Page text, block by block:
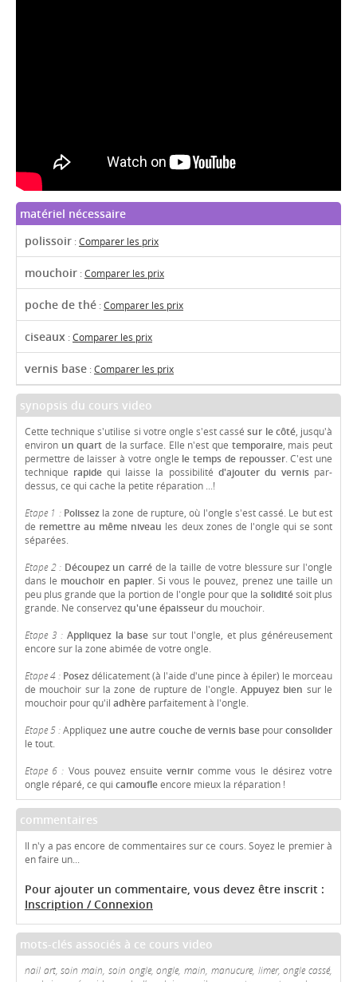
matériel nécessaire
polissoir :Comparer les prix
mouchoir :Comparer les prix
poche de thé :Comparer les prix
ciseaux :Comparer les prix
vernis base :Comparer les prix
synopsis du cours video
Cette technique s'utilise si votre ongle s'est cassésur le côté, jusqu'à
environ un quart de la surface. Elle n'est que temporaire, mais peut
permettre de laisser à votre ongle le temps de repousser. C'est une
technique rapide qui laisse la possibilité d'ajouter du vernispar-
dessus, ce qui cache la petite réparation ...!
Etape 1 : Polissezla zone de rupture, où l'ongle s'est cassé. Le but est
de remettre au même niveau les deux zones de l'ongle qui se sont
séparées.
Etape 2 : Découpez un carré de la taille de votre blessure sur l'ongle
dans le mouchoir en papier. Si vous le pouvez, prenez une taille un
peu plus grande que la portion de l'ongle pour que la soliditésoit plus
grande. Ne conservez qu'une épaisseurdu mouchoir.
Etape 3 : Appliquez la base sur tout l'ongle, et plus généreusement
encore sur la zone abimée de votre ongle.
Etape 4 : Posezdélicatement (à l'aide d'une pince à épiler) le morceau
de mouchoir sur la zone de rupture de l'ongle. Appuyez bien sur le
mouchoir pour qu'il adhère parfaitement à l'ongle.
Etape 5 :Appliquez une autre couche de vernis basepourconsolider
le tout.
Etape 6 : Vous pouvez ensuitevernir comme vous le désirez votre
ongle réparé, ce qui camoufleencore mieux la réparation !
commentaires
Il n'y a pas encore de commentaires sur ce cours. Soyez le premier à
en faire un...
Pour ajouter un commentaire, vous devez être inscrit :
Inscription / Connexion
mots-clés associés à ce cours video
nail art, soin main, soin ongle, ongle, main, manucure, limer, ongle cassé,